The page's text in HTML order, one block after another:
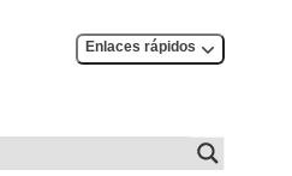
Enlaces rápidos